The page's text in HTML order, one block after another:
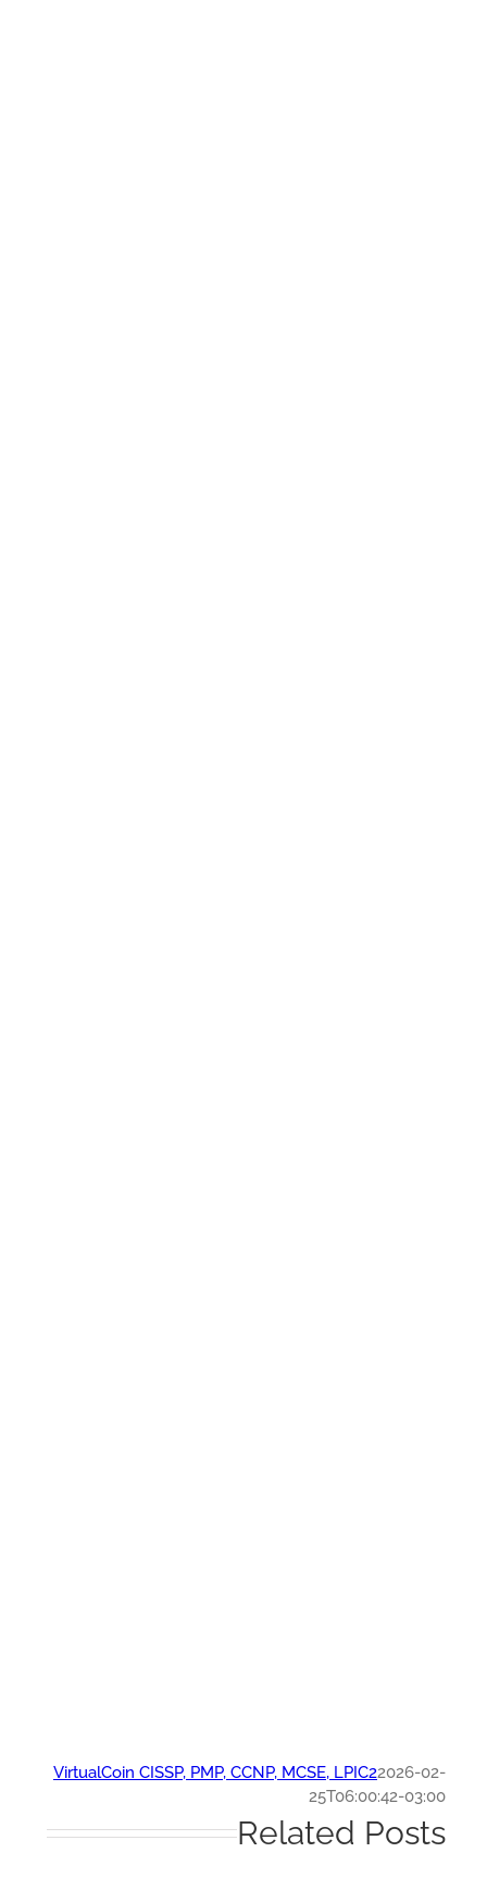
VirtualCoin CISSP, PMP, CCNP, MCSE, LPIC22026-
25T06:00:42-
Related